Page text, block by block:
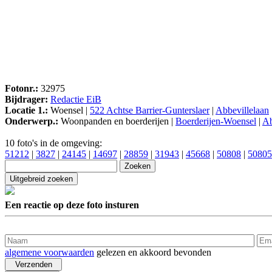
Fotonr.: 32975
Bijdrager: Redactie EiB
Locatie 1.: Woensel | 522 Achtse Barrier-Gunterslaer| Abbevillelaan
Onderwerp.: Woonpanden en boerderijen | Boerderijen-Woensel
10 foto's in de omgeving:
51212
3827 24145 14697 28859 31943 45668 50808 50805
Een reactie op deze foto insturen
algemene voorwaarden gelezen en akkoord bevonden